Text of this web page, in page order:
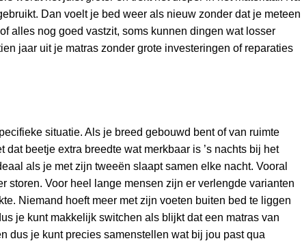
Dan voelt je bed weer als nieuw zonder dat je meteen
alles nog goed vastzit, soms kunnen dingen wat losser
jaar uit je matras zonder grote investeringen of reparaties
situatie. Als je breed gebouwd bent of van ruimte
beetje extra breedte wat merkbaar is ’s nachts bij het
als je met zijn tweeën slaapt samen elke nacht. Vooral
Voor heel lange mensen zijn er verlengde varianten
Niemand hoeft meer met zijn voeten buiten bed te liggen
je kunt makkelijk switchen als blijkt dat een matras van
dus je kunt precies samenstellen wat bij jou past qua